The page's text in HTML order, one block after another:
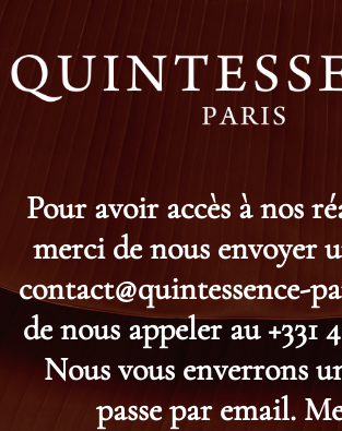
Pour avoir accès à nos
merci de nous envoyer
contact@quintessence-
de nous appeler au +331
Nous vous enverrons
passe par email.